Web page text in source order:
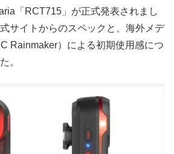
「RCT715」が正式発表されまし
サイトからのスペックと、海外メデ
Rainmaker）による初期使用感につ
。